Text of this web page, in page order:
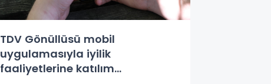
TDV Gönüllüsü mobil
uygulamasıyla iyilik
faaliyetlerine katılım